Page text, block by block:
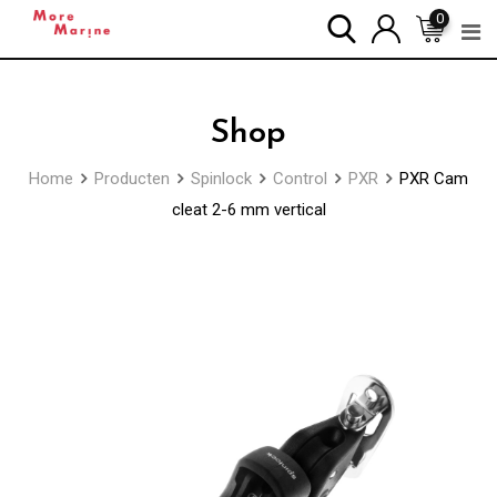
0
Shop
Home Producten Spinlock Control PXR
PXR Cam
cleat 2-6 mm vertical